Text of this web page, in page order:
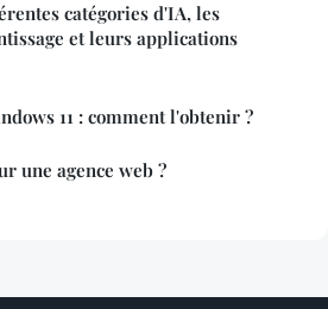
catégories d'IA, les
et leurs applications
11 : comment l'obtenir ?
une agence web ?